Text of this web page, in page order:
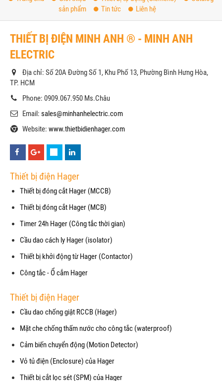
sản phẩm
Tin tức Liên hệ
THIẾT BỊ ĐIỆN MINH ANH ® - MINH ANH
ELECTRIC
Địa chỉ: Số 20A Đường Số 1, Khu Phố 13, Phường Bình Hưng Hòa,
TP. HCM
Phone: 0909.067.950 Ms.Châu
Email: sales@minhanhelectric.com
Website: www.thietbidienhager.com
Thiết bị điện Hager
Thiết bị đóng cắt Hager (MCCB)
Thiết bị đóng cắt Hager (MCB)
Timer 24h Hager (Công tắc thời gian)
Cầu dao cách ly Hager (isolator)
Thiết bị khởi động từ Hager (Contactor)
Công tắc - Ổ cắm Hager
Thiết bị điện Hager
Cầu dao chống giật RCCB (Hager)
Mặt che chống thấm nước cho công tắc (waterproof)
Cảm biến chuyển động (Motion Detector)
Vỏ tủ điện (Enclosure) của Hager
Thiết bị cắt lọc sét (SPM) của Hager